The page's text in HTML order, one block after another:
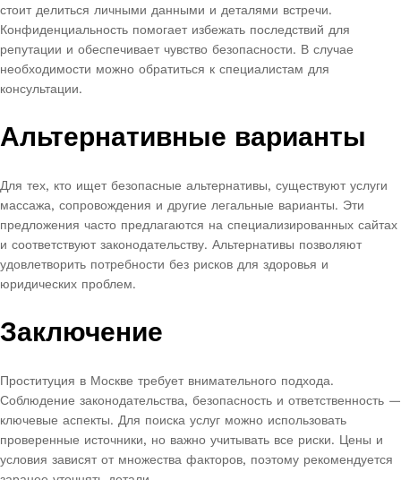
стоит делиться личными данными и деталями встречи.
Конфиденциальность помогает избежать последствий для
репутации и обеспечивает чувство безопасности. В случае
необходимости можно обратиться к специалистам для
консультации.
Альтернативные варианты
Для тех, кто ищет безопасные альтернативы, существуют услуги
массажа, сопровождения и другие легальные варианты. Эти
предложения часто предлагаются на специализированных сайтах
и соответствуют законодательству. Альтернативы позволяют
удовлетворить потребности без рисков для здоровья и
юридических проблем.
Заключение
Проституция в Москве требует внимательного подхода.
Соблюдение законодательства, безопасность и ответственность —
ключевые аспекты. Для поиска услуг можно использовать
проверенные источники, но важно учитывать все риски. Цены и
условия зависят от множества факторов, поэтому рекомендуется